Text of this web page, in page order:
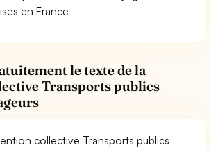
en France
le texte de la
Transports publics
collective Transports publics